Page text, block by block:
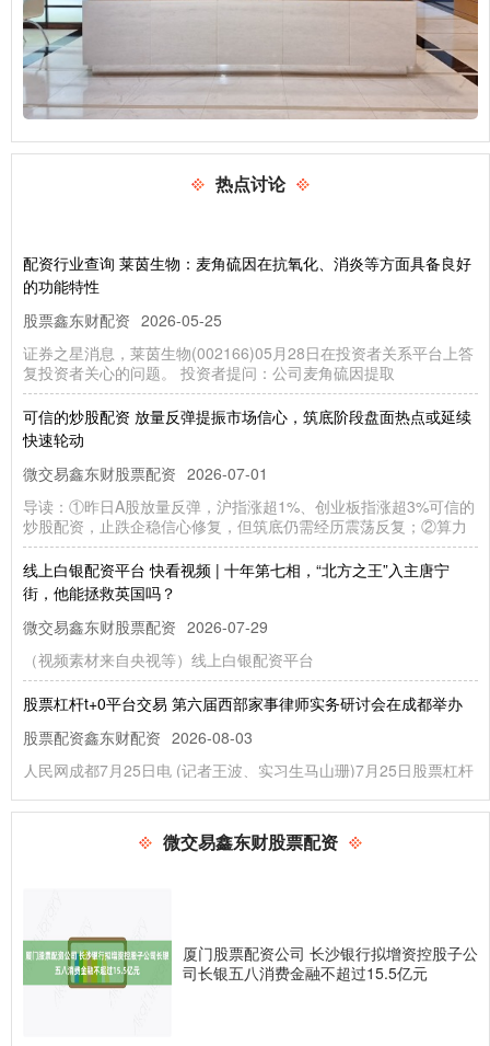
热点讨论
配资行业查询 莱茵生物：麦角硫因在抗氧化、消炎等方面具备良好
的功能特性
股票鑫东财配资 2026-05-25
证券之星消息，莱茵生物(002166)05月28日在投资者关系平台上答
复投资者关心的问题。 投资者提问：公司麦角硫因提取
可信的炒股配资 放量反弹提振市场信心，筑底阶段盘面热点或延续
快速轮动
微交易鑫东财股票配资 2026-07-01
导读：①昨日A股放量反弹，沪指涨超1%、创业板指涨超3%可信的
炒股配资，止跌企稳信心修复，但筑底仍需经历震荡反复；②算力
线上白银配资平台 快看视频 | 十年第七相，“北方之王”入主唐宁
街，他能拯救英国吗？
微交易鑫东财股票配资 2026-07-29
（视频素材来自央视等）线上白银配资平台
股票杠杆t+0平台交易 第六届西部家事律师实务研讨会在成都举办
股票配资鑫东财配资 2026-08-03
人民网成都7月25日电 (记者王波、实习生马山珊)7月25日股票杠杆
股票融资软件 盛航股份：公司目前水路运输业务稳定有序开展
股票配资APP 6月30日晓鸣股份发布公告，股东减持147.86万股
微交易鑫东财股票配资
厦门股票配资公司 长沙银行拟增资控股子公
司长银五八消费金融不超过15.5亿元